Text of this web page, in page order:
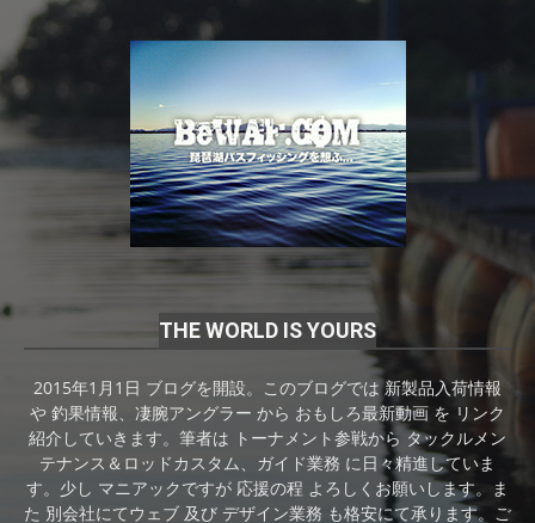
THE WORLD IS YOURS
2015年1月1日 ブログを開設。このブログでは 新製品入荷情報
や 釣果情報、凄腕アングラー から おもしろ最新動画 を リンク
紹介していきます。筆者は トーナメント参戦から タックルメン
テナンス＆ロッドカスタム、ガイド業務 に日々精進していま
す。少し マニアックですが 応援の程 よろしくお願いします。ま
た 別会社にてウェブ 及び デザイン業務 も格安にて承ります。ご